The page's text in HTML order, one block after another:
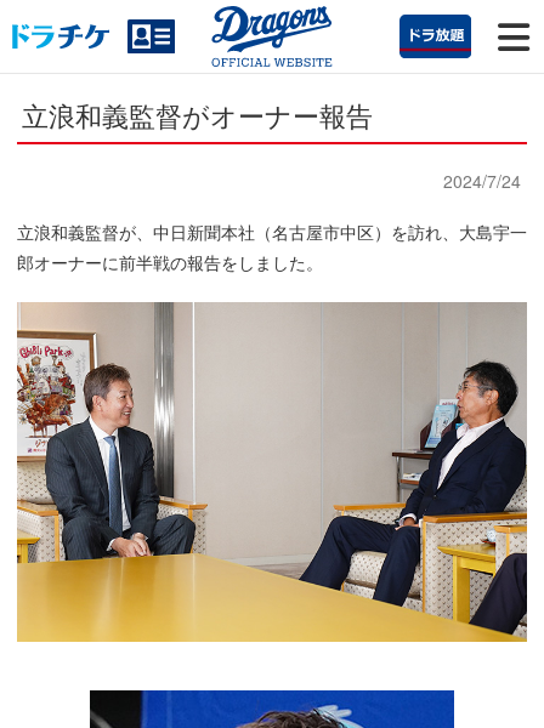
立浪和義監督がオーナー報告
2024/7/24
立浪和義監督が、中日新聞本社（名古屋市中区）を訪れ、大島宇一
郎オーナーに前半戦の報告をしました。